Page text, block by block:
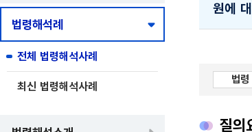
법령해석례
전체 법령해석사례
최신 법령해석사례
원에
법령
질의